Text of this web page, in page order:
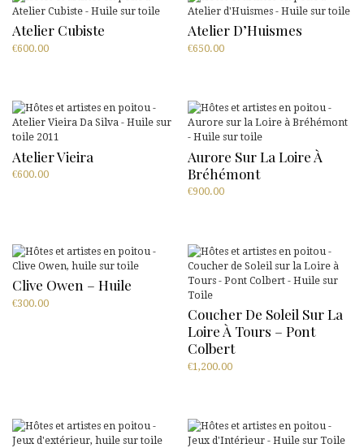
Atelier Cubiste
€600.00
Atelier D’Huismes
€650.00
Atelier Vieira
€600.00
Aurore Sur La Loire À
Bréhémont
€900.00
Clive Owen – Huile
€300.00
Coucher De Soleil Sur La
Loire À Tours – Pont
Colbert
€1,200.00